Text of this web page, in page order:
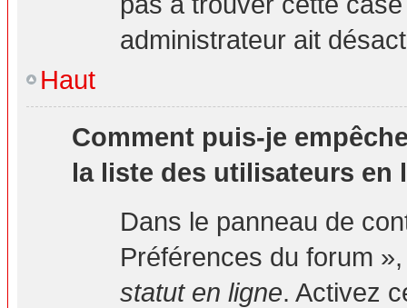
administrateur ait
Haut
Comment puis-je
la liste des utilisateurs en
Dans le panneau de
Préférences du forum
statut en ligne. Activez